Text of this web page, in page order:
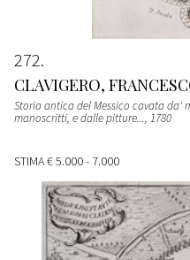
272
CLAVIGERO,
Storia antica del Messico cavata da'
manoscritti, e dalle pitture..., 1780
STIMA€ 5.000 - 7.000